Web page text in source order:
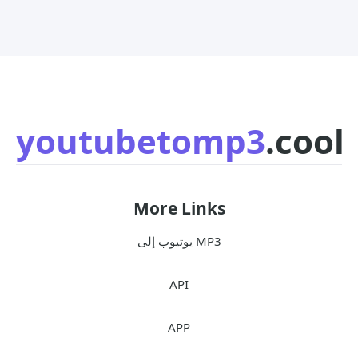
youtubetomp3.cool
More Links
يوتيوب إلى MP3
API
APP